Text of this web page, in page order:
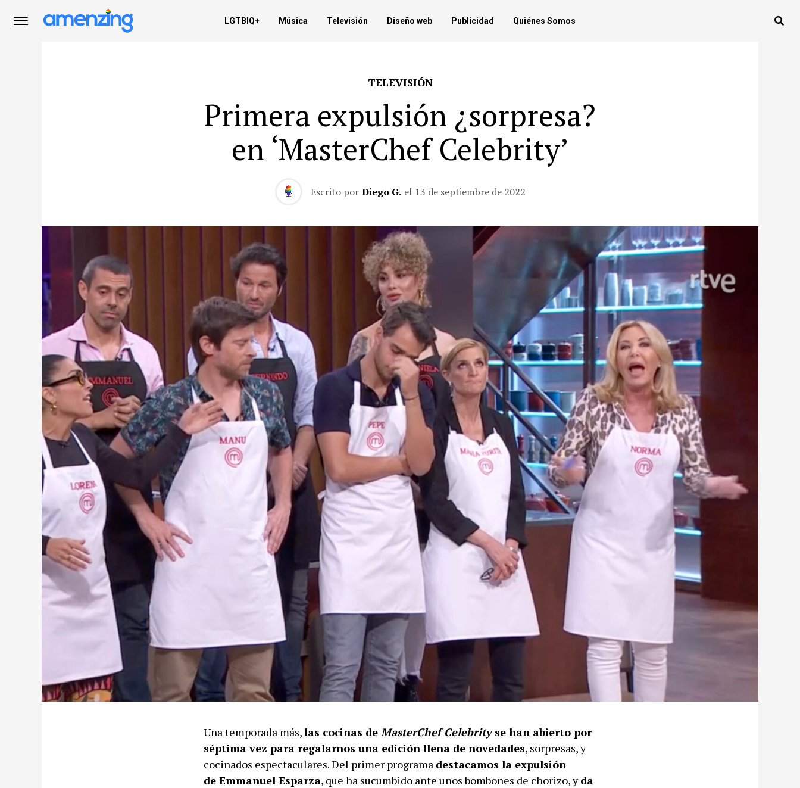
LGTBIQ+ Música Televisión Diseño web Publicidad Quiénes Somos
TELEVISIÓN
Primera expulsión ¿sorpresa?
en ‘MasterChef Celebrity’
Escrito por Diego G. el 13 de septiembre de 2022
Una temporada más,las cocinas de MasterChef Celebrityse han abierto por
séptima vez para regalarnos una edición llena de novedades, sorpresas, y
cocinados espectaculares. Del primer programa destacamos la expulsión
de Emmanuel Esparza, que ha sucumbido ante unos bombones de chorizo, yda